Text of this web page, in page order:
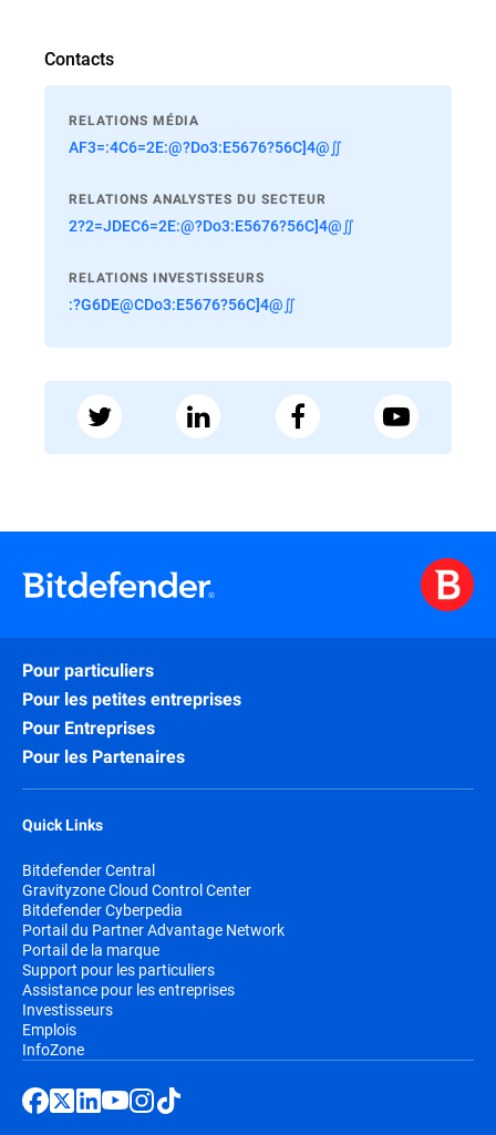
Contacts
RELATIONS MÉDIA
AF3=:4C6=2E:@?Do3:E5676?56C]4@∬
RELATIONS ANALYSTES DU SECTEUR
2?2=JDEC6=2E:@?Do3:E5676?56C]4@∬
RELATIONS INVESTISSEURS
:?G6DE@CDo3:E5676?56C]4@∬
Pour particuliers
Pour les petites entreprises
Pour Entreprises
Pour les Partenaires
Quick Links
Bitdefender Central
Gravityzone Cloud Control Center
Bitdefender Cyberpedia
Portail du Partner Advantage Network
Portail de la marque
Support pour les particuliers
Assistance pour les entreprises
Investisseurs
Emplois
InfoZone